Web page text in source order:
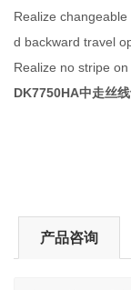
Realize
d backward travel
Realize no stripe
DK7750HA中走丝
产品咨询